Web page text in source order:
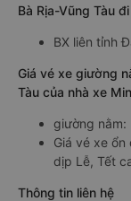
Bà Rịa-Vũng Tàu
BX liên tỉnh
Giá vé xe giường
Tàu của nhà xe
giường
Giá vé xe
dịp Lễ, Tết
Thông tin liên hệ